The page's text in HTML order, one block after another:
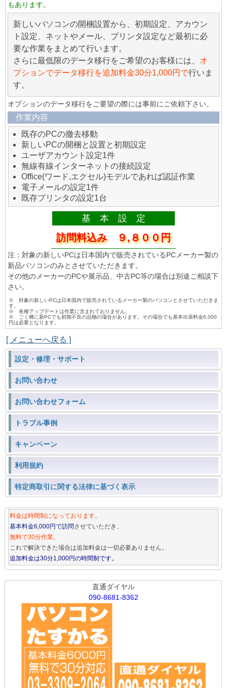
もあります。
新しいパソコンの開梱設置から、初期設定、アカウン
ト設定、ネットやメール、プリンタ設定など最初に必
要な作業をまとめて行います。
さらに最低限のデータ移行をご希望のお客様には、 オ
プションでデータ移行を追加料金30分1,000円で行いま
す。
オプションのデータ移行をご要望の際には事前にご依頼下さい。
作業内容
既存のPCの撤去移動
新しいPCの開梱と設置と初期設定
ユーザアカウント設定1件
無線有線インターネットの接続設定
Office(ワード,エクセル)モデルであれば認証作業
電子メールの設定1件
既存プリンタの設定1台
基 本 設 定
訪問料込み ９,８００円
注：対象の新しいPCは日本国内で販売されているPCメーカー製の
新品パソコンのみとさせていただきます。
その他のメーカーのPCや展示品、中古PC等の場合は別途ご相談下
さい。
※ 対象の新しいPCは日本国内で販売されているメーカー製のパソコンとさせていただきま
す。
※ 各種アップデートは作業に含まれておりません。
※ ごく稀に新PCでも初期不良の品物の場合があります。その場合でも基本出張料金6,000
円は必要となります。
[ メニューへ戻る ]
設定・修理・サポート
お問い合わせ
お問い合わせフォーム
トラブル事例
キャンペーン
利用規約
特定商取引に関する法律に基づく表示
料金は時間制になっております。
基本料金6,000円で訪問させていただき、
無料で30分作業。
これで解決できた場合は追加料金は一切必要ありません。
追加料金は30分1,000円の時間制です。
直通ダイヤル
090-8681-8362